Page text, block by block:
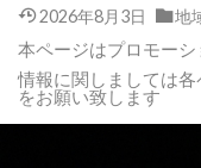
2026年8月3日 地
本ページはプロモー
情報に関しましては
をお願い致します